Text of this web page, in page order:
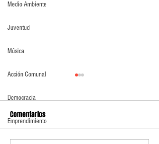
Medio Ambiente
Juventud
Música
Acción Comunal
Democracia
Emprendimiento
Comentarios